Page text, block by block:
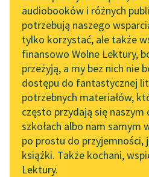
Byliśmy częścią AI Impact
Lab
Zapraszamy na spotkanie
online z tłumaczkami
literatury skandynawskiej
Spotkanie z Katarzyną
Tunkiel w Oslo
102. lata temu zmarł
Joseph Conrad
audiobooków i różnych
potrzebują naszego
tylko korzystać, ale także
finansowo Wolne Lektury,
przeżyją, a my bez nich nie
dostępu do fantastycznej
potrzebnych materiałów,
często przydają się naszym
szkołach albo nam samym
po prostu do przyjemności,
książki. Także kochani,
Lektury.